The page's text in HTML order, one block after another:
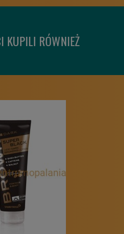
KUPILI RÓWNIEŻ